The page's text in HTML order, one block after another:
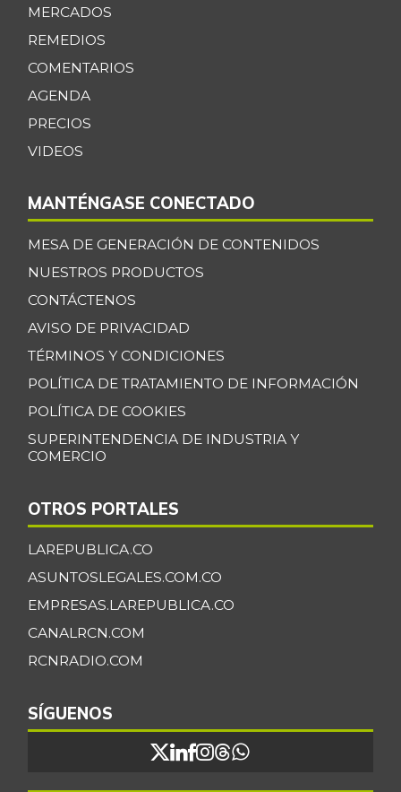
MERCADOS
REMEDIOS
COMENTARIOS
AGENDA
PRECIOS
VIDEOS
MANTÉNGASE CONECTADO
MESA DE GENERACIÓN DE CONTENIDOS
NUESTROS PRODUCTOS
CONTÁCTENOS
AVISO DE PRIVACIDAD
TÉRMINOS Y CONDICIONES
POLÍTICA DE TRATAMIENTO DE INFORMACIÓN
POLÍTICA DE COOKIES
SUPERINTENDENCIA DE INDUSTRIA Y
COMERCIO
OTROS PORTALES
LAREPUBLICA.CO
ASUNTOSLEGALES.COM.CO
EMPRESAS.LAREPUBLICA.CO
CANALRCN.COM
RCNRADIO.COM
SÍGUENOS